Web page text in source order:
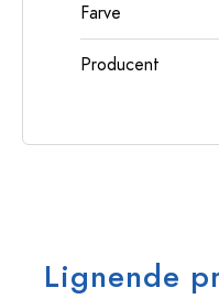
Farve
Producent
Lignende